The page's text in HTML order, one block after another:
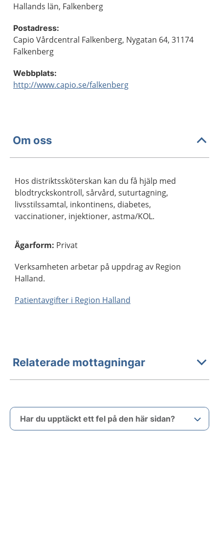
Hallands län, Falkenberg
Postadress:
Capio Vårdcentral Falkenberg, Nygatan 64, 31174
Falkenberg
Webbplats:
http://www.capio.se/falkenberg
Om oss
Hos distriktssköterskan kan du få hjälp med
blodtryckskontroll, sårvård, suturtagning,
livsstilssamtal, inkontinens, diabetes,
vaccinationer, injektioner, astma/KOL.
Ägarform: Privat
Verksamheten arbetar på uppdrag av Region
Halland.
Patientavgifter i Region Halland
Relaterade mottagningar
Har du upptäckt ett fel på den här sidan?